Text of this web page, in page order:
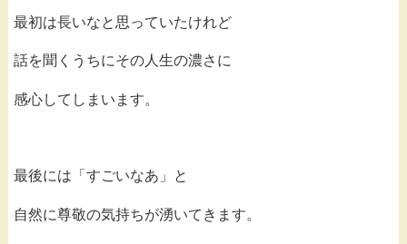
最初は長いなと思っていたけれど
話を聞くうちにその人生の濃さに
感心してしまいます。
最後には「すごいなあ」と
自然に尊敬の気持ちが湧いてきます。